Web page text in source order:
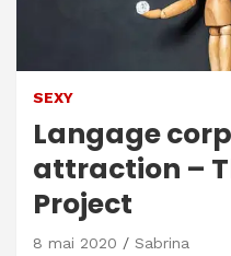
SEXY
Langage
attraction –
Project
8 mai 2020 Sabrina